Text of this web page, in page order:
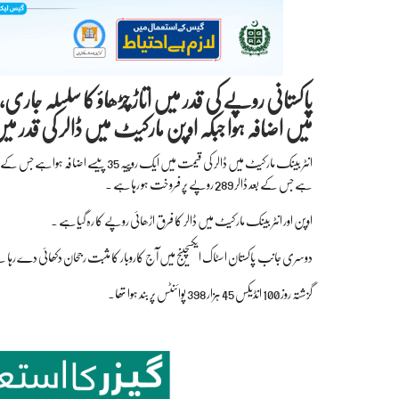
پاکستانی روپے کی قدر میں اتاڑ چڑھاؤ کا سلسلہ
میں اضافہ ہوا جبکہ اوپن مارکیٹ میں ڈالر کی قدر
ہے جس کے بعد ڈالر 289 روپے پر فروخت ہو رہاہے ۔
اوپن اور انٹر بینک مارکیٹ میں ڈالر کا فرق اڑھائی روپے کا رہ گیاہے ۔
دوسری جانب پاکستان اسٹاک ایکسچینج میں آج کاروبار کا مثبت رجحان دکھائی دے رہا ہے،پاکستان اسٹاک ایکسچینج کا 100 انڈیکس
گزشتہ روز 100 انڈیکس 45 ہزار 398 پوائنٹس پر بند ہوا تھا۔